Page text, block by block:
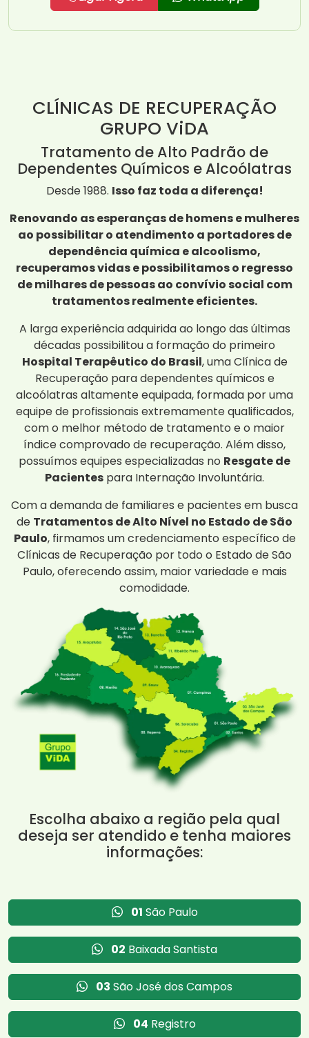
CLÍNICAS DE RECUPERAÇÃO
GRUPO ViDA
Tratamento de Alto Padrão de
Dependentes Químicos e Alcoólatras
Desde 1988. Isso faz toda a diferença!
Renovando as esperanças de homens e mulheres
ao possibilitar o atendimento a portadores de
dependência química e alcoolismo,
recuperamos vidas e possibilitamos o regresso
de milhares de pessoas ao convívio social com
tratamentos realmente eficientes.
A larga experiência adquirida ao longo das últimas
décadas possibilitou a formação do primeiro
Hospital Terapêutico do Brasil, uma Clínica de
Recuperação para dependentes químicos e
alcoólatras altamente equipada, formada por uma
equipe de profissionais extremamente qualificados,
com o melhor método de tratamento e o maior
índice comprovado de recuperação. Além disso,
possuímos equipes especializadas no Resgate de
Pacientes para Internação Involuntária.
Com a demanda de familiares e pacientes em busca
de Tratamentos de Alto Nível no Estado de São
Paulo, firmamos um credenciamento específico de
Clínicas de Recuperação por todo o Estado de São
Paulo, oferecendo assim, maior variedade e mais
comodidade.
Escolha abaixo a região pela qual
deseja ser atendido e tenha maiores
informações:
01 São Paulo
02 Baixada Santista
03 São José dos Campos
04 Registro